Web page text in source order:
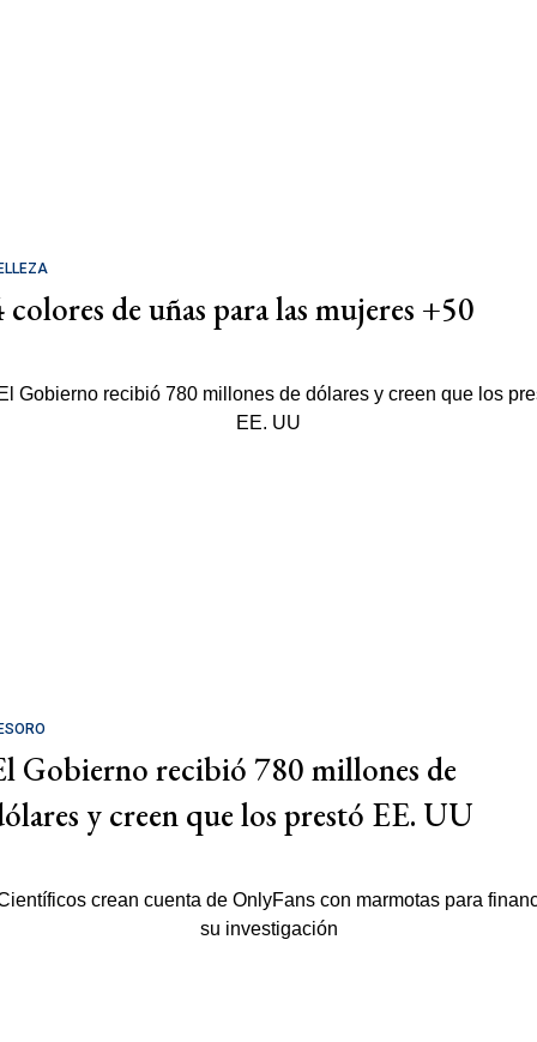
colores de uñas para las mujeres +50
Gobierno recibió 780 millones de
y creen que los prestó EE. UU